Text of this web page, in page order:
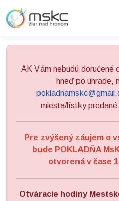
AK Vám nebudú doručené
hneď po úhrade,
miesta/lístky
Pre zvýšený záujem o
bude POKLADŇA
otvorená v čase
Otváracie hodiny